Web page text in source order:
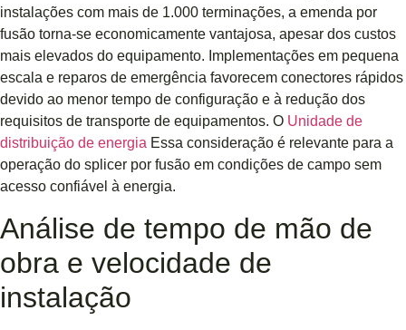
instalações com mais de 1.000 terminações, a emenda por
fusão torna-se economicamente vantajosa, apesar dos custos
mais elevados do equipamento. Implementações em pequena
escala e reparos de emergência favorecem conectores rápidos
devido ao menor tempo de configuração e à redução dos
requisitos de transporte de equipamentos. O Unidade de
distribuição de energia Essa consideração é relevante para a
operação do splicer por fusão em condições de campo sem
acesso confiável à energia.
Análise de tempo de mão de
obra e velocidade de
instalação